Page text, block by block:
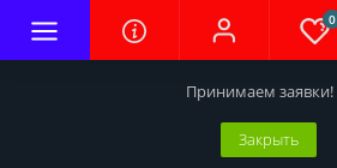
Принимаем заявки!
Закрыть
0